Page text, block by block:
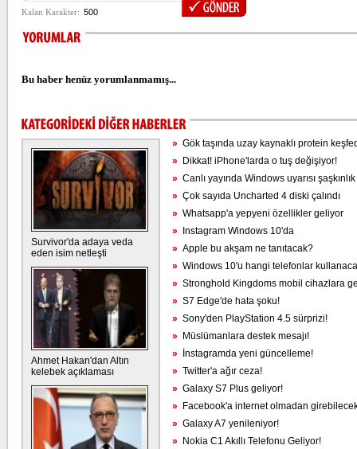
Bu haber henüz yorumlanmamış...
Survivor'da adaya veda
eden isim netleşti
Ahmet Hakan'dan Altın
kelebek açıklaması
» Gök taşında uzay kaynaklı protein
» Dikkat! iPhone'larda o tuş değişiyor!
» Canlı yayında Windows uyarısı şaşkınlık
» Çok sayıda Uncharted 4 diski çalındı
» Whatsapp'a yepyeni özellikler geliyor
» Instagram Windows 10'da
» Apple bu akşam ne tanıtacak?
» Windows 10'u hangi telefonlar
» Stronghold Kingdoms mobil cihazlara
» S7 Edge'de hata şoku!
» Sony'den PlayStation 4.5 sürprizi!
» Müslümanlara destek mesajı!
» İnstagramda yeni güncelleme!
» Twitter'a ağır ceza!
» Galaxy S7 Plus geliyor!
» Facebook'a internet olmadan
» Galaxy A7 yenileniyor!
» Nokia C1 Akıllı Telefonu Geliyor!